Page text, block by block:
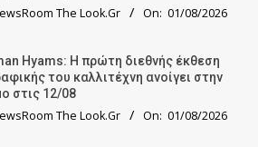
The Look.Gr On: 01/08/2026
Hyams: Η πρώτη διεθνής έκθεση
του καλλιτέχνη ανοίγει στην
στις 12/08
The Look.Gr On: 01/08/2026